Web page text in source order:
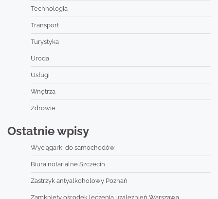
Technologia
Transport
Turystyka
Uroda
Usługi
Wnętrza
Zdrowie
Ostatnie wpisy
Wyciągarki do samochodów
Biura notarialne Szczecin
Zastrzyk antyalkoholowy Poznań
Zamknięty ośrodek leczenia uzależnień Warszawa